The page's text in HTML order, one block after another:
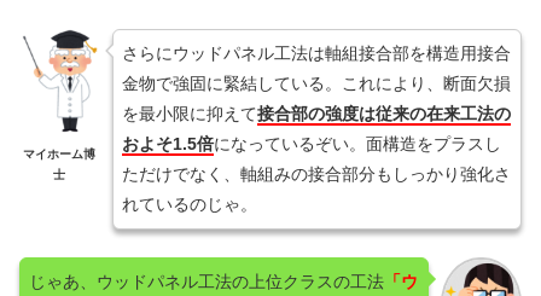
マイホーム博
士
さらにウッドパネル工法は軸組接合部を構造用接合
金物で強固に緊結している。これにより、断面欠損
を最小限に抑えて接合部の強度は従来の在来工法の
およそ1.5倍になっているぞい。面構造をプラスし
ただけでなく、軸組みの接合部分もしっかり強化さ
れているのじゃ。
じゃあ、ウッドパネル工法の上位クラスの工法 「ウ